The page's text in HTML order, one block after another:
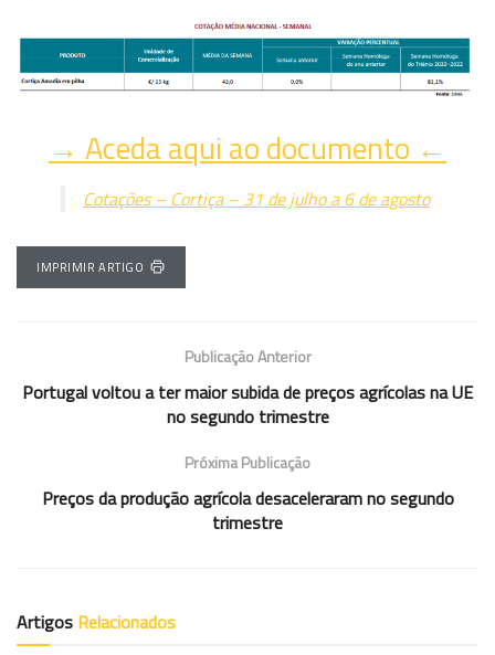
→ Aceda aqui ao documento ←
Cotações – Cortiça – 31 de julho a 6 de agosto
IMPRIMIR ARTIGO
Publicação Anterior
Portugal voltou a ter maior subida de preços agrícolas na UE
no segundo trimestre
Próxima Publicação
Preços da produção agrícola desaceleraram no segundo
trimestre
Artigos Relacionados